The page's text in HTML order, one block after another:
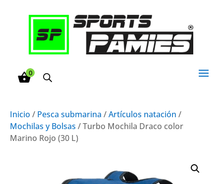
0
Inicio / Pesca submarina /Artículos natación /
Mochilas y Bolsas / Turbo Mochila Draco color
Marino Rojo (30 L)